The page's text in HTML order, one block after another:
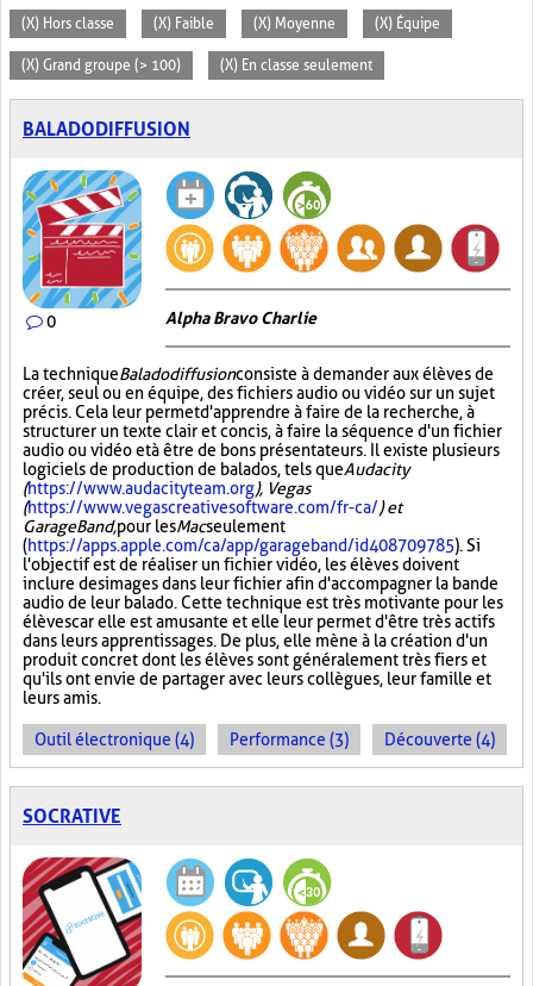
(X) Hors classe (X) Faible (X) Moyenne (X) Équipe
(X) Grand groupe (> 100) (X) En classe seulement
BALADODIFFUSION
0 Alpha Bravo Charlie
La techniqueBaladodiffusionconsiste à demander aux élèves de
créer, seul ou en équipe, des fichiers audio ou vidéo sur un sujet
précis. Cela leur permet d'apprendre à faire de la recherche, à
structurer un texte clair et concis, à faire la séquence d'un fichier
audio ou vidéo et à être de bons présentateurs. Il existe plusieurs
logiciels de production de balados, tels queAudacity
(https://www.audacityteam.org), Vegas
(https://www.vegascreativesoftware.com/fr-ca/) et
GarageBand,pour lesMacseulement
(https://apps.apple.com/ca/app/garageband/id408709785). Si
l'objectif est de réaliser un fichier vidéo, les élèves doivent
inclure des images dans leur fichier afin d'accompagner la bande
audio de leur balado. Cette technique est très motivante pour les
élèves car elle est amusante et elle leur permet d'être très actifs
dans leurs apprentissages. De plus, elle mène à la création d'un
produit concret dont les élèves sont généralement très fiers et
qu'ils ont envie de partager avec leurs collègues, leur famille et
leurs amis.
Outil électronique (4) Performance (3) Découverte (4)
SOCRATIVE